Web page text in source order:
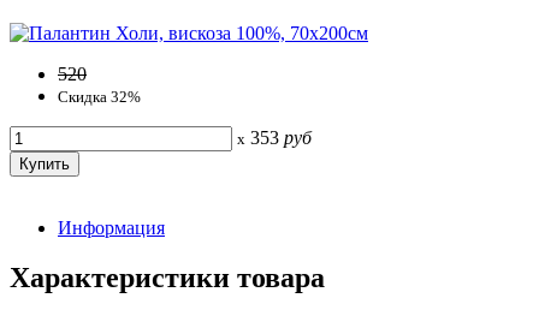
520
Скидка 32%
x 353 руб
Информация
Характеристики товара